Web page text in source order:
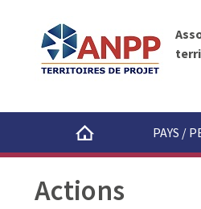
A
N
P
P
PAYS /
Actions